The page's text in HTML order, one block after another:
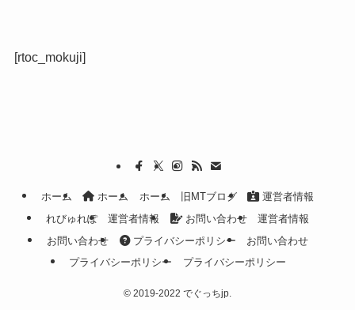
[rtoc_mokuji]
ホーム ホーム ホーム 旧MTブログ
運営者情報
れびゅれぽ
運営者情報 お問い合わせ
運営者情報
お問い合わせ
プライバシーポリシー
お問い合わせ
プライバシーポリシー
プライバシーポリシー
© 2019-2022 でぐっちjp.